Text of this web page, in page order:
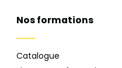
Nos formations
Catalogue